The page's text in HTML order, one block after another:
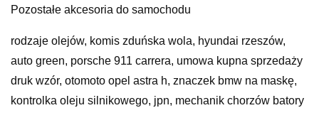
Pozostałe akcesoria do samochodu
rodzaje olejów, komis zduńska wola, hyundai rzeszów,
auto green, porsche 911 carrera, umowa kupna sprzedaży
druk wzór, otomoto opel astra h, znaczek bmw na maskę,
kontrolka oleju silnikowego, jpn, mechanik chorzów batory